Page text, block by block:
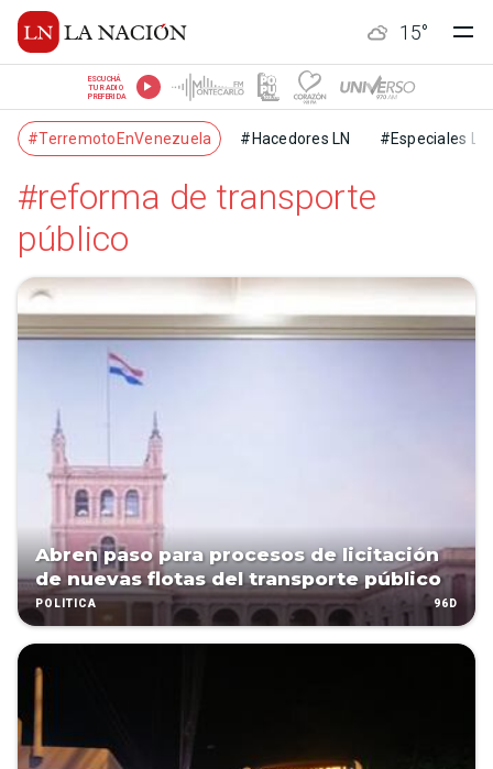
15°
ESCUCHÁ
TU RADIO
PREFERIDA
#TerremotoEnVenezuela #Hacedores LN #Especiales LN
#reforma de transporte
público
Abren paso para procesos de licitación
de nuevas flotas del transporte público
POLÍTICA 96D